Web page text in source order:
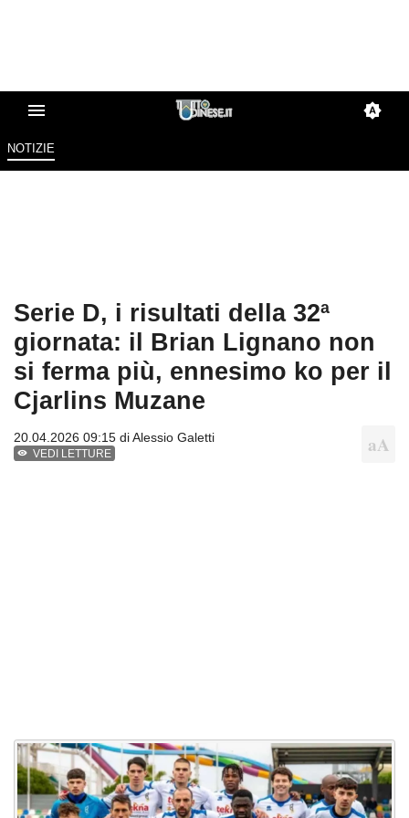
NOTIZIE
Serie D, i risultati della 32ª
giornata: il Brian Lignano non
si ferma più, ennesimo ko per il
Cjarlins Muzane
20.04.2026 09:15 diAlessio Galetti
VEDI LETTURE